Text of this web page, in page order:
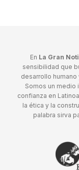
En La Gran
sensibilidad que
desarrollo
Somos un medio
confianza en
la ética y la
palabra sirva